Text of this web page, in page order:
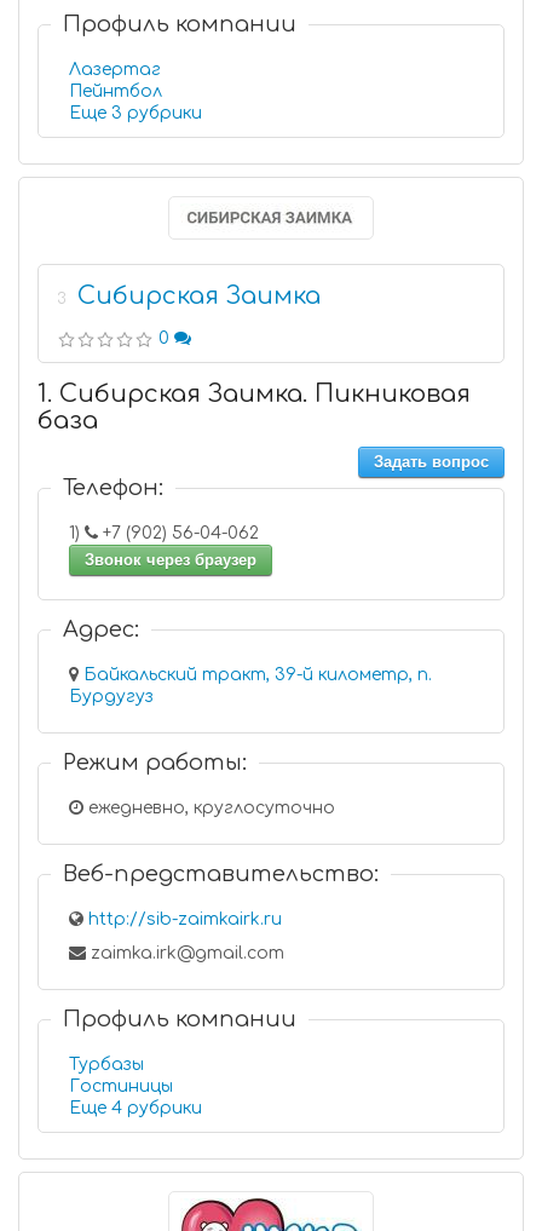
Профиль компании
Лазертаг
Пейнтбол
Еще 3 рубрики
3 Сибирская Заимка
0
1. Сибирская Заимка. Пикниковая
база
Задать вопрос
Телефон:
1)
+7 (902) 56-04-062
Звонок через браузер
Адрес:
Байкальский тракт, 39-й километр, п.
Бурдугуз
Режим работы:
ежедневно, круглосуточно
Веб-представительство:
http://sib-zaimkairk.ru
zaimka.irk@gmail.com
Профиль компании
Турбазы
Гостиницы
Еще 4 рубрики